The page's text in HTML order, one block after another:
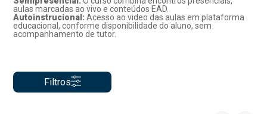
aulas marcadas ao vivo e conteúdos EAD.
Autoinstrucional:Acesso ao video das aulas em plataforma
educacional, conforme disponibilidade do aluno, sem
acompanhamento de tutor.
Filtros